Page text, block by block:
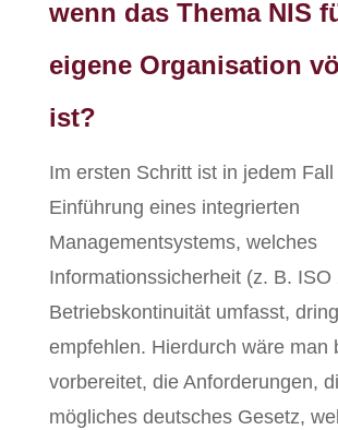
wenn das Thema NIS
eigene Organisation
ist?
Im ersten Schritt ist in jedem Fall
Einführung eines integrierten
Managementsystems, welches
Informationssicherheit (z. B. ISO
Betriebskontinuität umfasst,
empfehlen. Hierdurch wäre man
vorbereitet, die Anforderungen,
mögliches deutsches Gesetz,